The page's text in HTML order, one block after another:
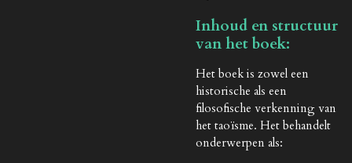
Inhoud en structuur
van het boek:
Het boek is zowel een
historische als een
filosofische verkenning van
het taoïsme. Het behandelt
onderwerpen als: